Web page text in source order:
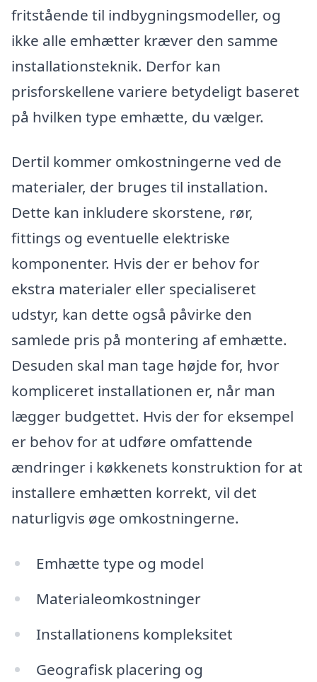
fritstående til indbygningsmodeller, og
ikke alle emhætter kræver den samme
installationsteknik. Derfor kan
prisforskellene variere betydeligt baseret
på hvilken type emhætte, du vælger.
Dertil kommer omkostningerne ved de
materialer, der bruges til installation.
Dette kan inkludere skorstene, rør,
fittings og eventuelle elektriske
komponenter. Hvis der er behov for
ekstra materialer eller specialiseret
udstyr, kan dette også påvirke den
samlede pris på montering af emhætte.
Desuden skal man tage højde for, hvor
kompliceret installationen er, når man
lægger budgettet. Hvis der for eksempel
er behov for at udføre omfattende
ændringer i køkkenets konstruktion for at
installere emhætten korrekt, vil det
naturligvis øge omkostningerne.
Emhætte type og model
Materialeomkostninger
Installationens kompleksitet
Geografisk placering og